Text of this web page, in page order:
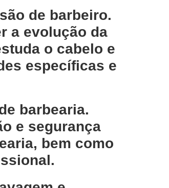
de barbeiro.
a evolução da
o cabelo e
específicas e
barbearia.
e segurança
, bem como